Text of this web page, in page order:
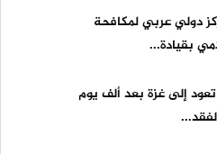
دولي عربي لمكافحة
بقيادة...
تعود إلى غزة بعد ألف يوم